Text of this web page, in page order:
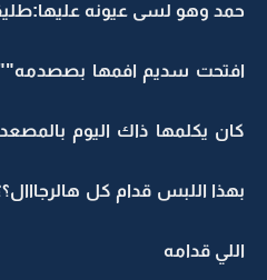
حمد وهو لسى عيونه
افتحت سديم افمها
كان يكلمها ذاك اليوم
بهذا اللبس قدام كل
اللي قدامه